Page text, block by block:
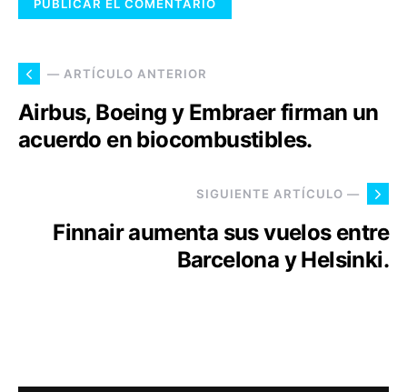
— ARTÍCULO ANTERIOR
Airbus, Boeing y Embraer firman un
acuerdo en biocombustibles.
SIGUIENTE ARTÍCULO —
Finnair aumenta sus vuelos entre
Barcelona y Helsinki.